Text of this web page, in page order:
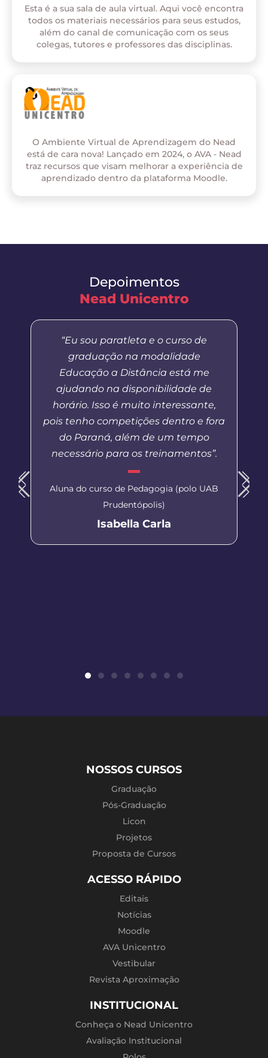
Esta é a sua sala de aula virtual. Aqui você encontra
todos os materiais necessários para seus estudos,
além do canal de comunicação com os seus
colegas, tutores e professores das disciplinas.
O Ambiente Virtual de Aprendizagem do Nead
está de cara nova! Lançado em 2024, o AVA - Nead
traz recursos que visam melhorar a experiência de
aprendizado dentro da plataforma Moodle.
Depoimentos
Nead Unicentro
“Eu sou paratleta e o curso de
graduação na modalidade
Educação a Distância está me
ajudando na disponibilidade de
horário. Isso é muito interessante,
pois tenho competições dentro e fora
do Paraná, além de um tempo
necessário para os treinamentos”.
Aluna do curso de Pedagogia (polo UAB
Prudentópolis)
Isabella Carla
NOSSOS CURSOS
Graduação
Pós-Graduação
Licon
Projetos
Proposta de Cursos
ACESSO RÁPIDO
Editais
Notícias
Moodle
AVA Unicentro
Vestibular
Revista Aproximação
INSTITUCIONAL
Conheça o Nead Unicentro
Avaliação Institucional